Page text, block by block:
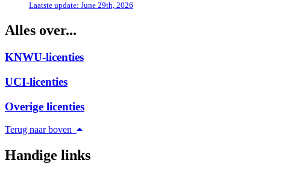
Laatste update: June 29th, 2026
Alles over...
KNWU-licenties
UCI-licenties
Overige licenties
Terug naar boven
Handige links